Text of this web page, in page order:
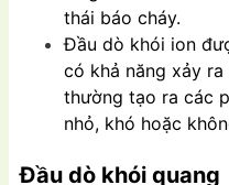
thái báo cháy.
Đầu dò khói ion
có khả năng xảy
thường tạo ra các
nhỏ, khó hoặc
Đầu dò khói quang